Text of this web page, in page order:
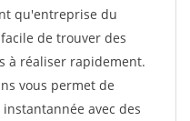
qu'entreprise du
de trouver des
à réaliser rapidement.
vous permet de
avec des